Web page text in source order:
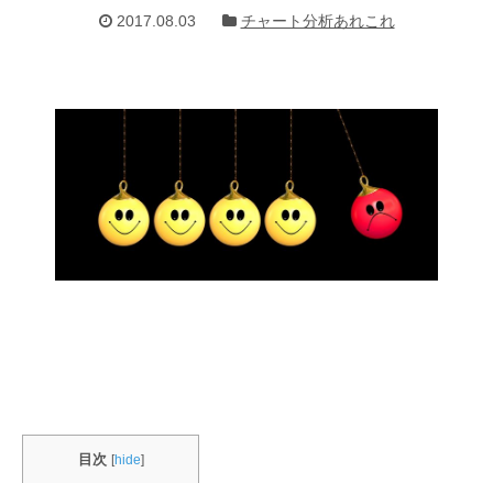
2017.08.03 チャート分析あれこれ
目次 [hide]